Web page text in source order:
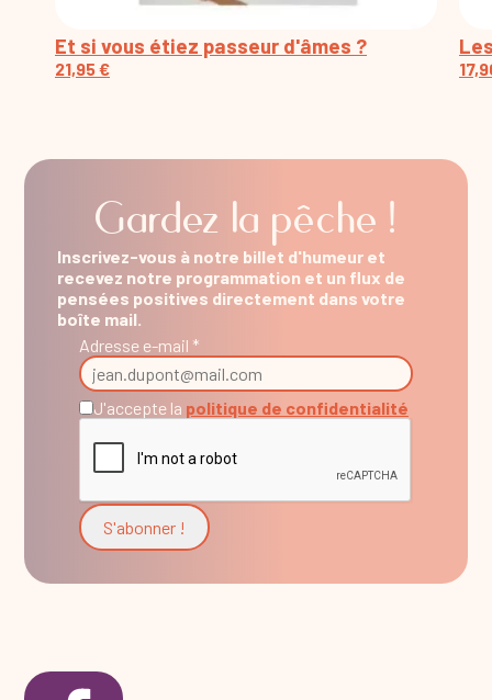
Et si vous étiez passeur d'âmes ?
21,95€
Gardez la pêche !
Inscrivez-vous à notre billet d'humeur et
recevez notre programmation et un flux de
pensées positives directement dans votre
boîte mail.
Adresse e-mail *
J'accepte la politique de confidentialité